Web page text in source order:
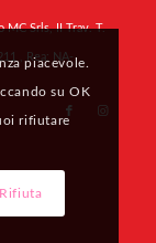
MC Srls, II Trav. T.
, Rea: NA-
piacevole.
su OK
rifiutare
Rifiuta